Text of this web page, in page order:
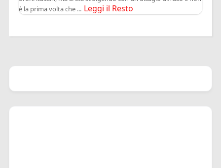
è la prima volta che ... Leggi il Resto